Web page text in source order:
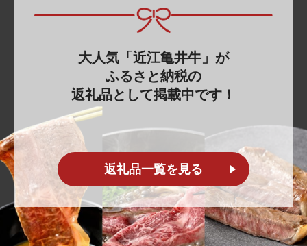
大人気「近江亀井牛」が
ふるさと納税の
返礼品として掲載中です！
返礼品一覧を見る